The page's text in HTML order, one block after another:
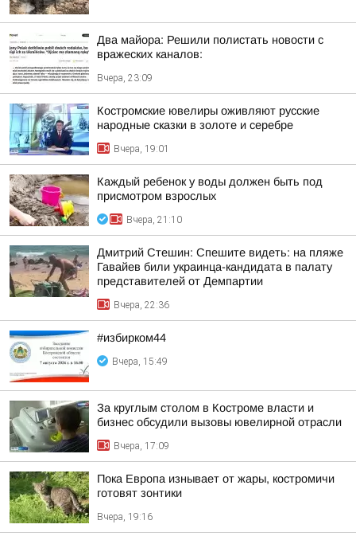
Два майора: Решили полистать новости с
вражеских каналов:
Вчера, 23:09
Костромские ювелиры оживляют русские
народные сказки в золоте и серебре
Вчера, 19:01
Каждый ребенок у воды должен быть под
присмотром взрослых
Вчера, 21:10
Дмитрий Стешин: Спешите видеть: на пляже
Гавайев били украинца-кандидата в палату
представителей от Демпартии
Вчера, 22:36
#избирком44
Вчера, 15:49
За круглым столом в Костроме власти и
бизнес обсудили вызовы ювелирной отрасли
Вчера, 17:09
Пока Европа изнывает от жары, костромичи
готовят зонтики
Вчера, 19:16